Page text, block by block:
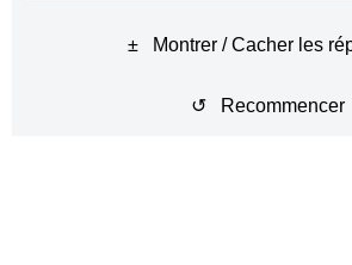
vocabulaire.
ce poème par
± Montrer / Cacher les
↺ Recommencer